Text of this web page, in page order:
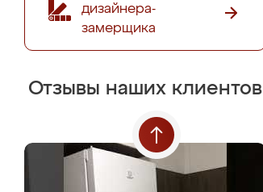
дизайнера-
замерщика
Отзывы наших клиентов